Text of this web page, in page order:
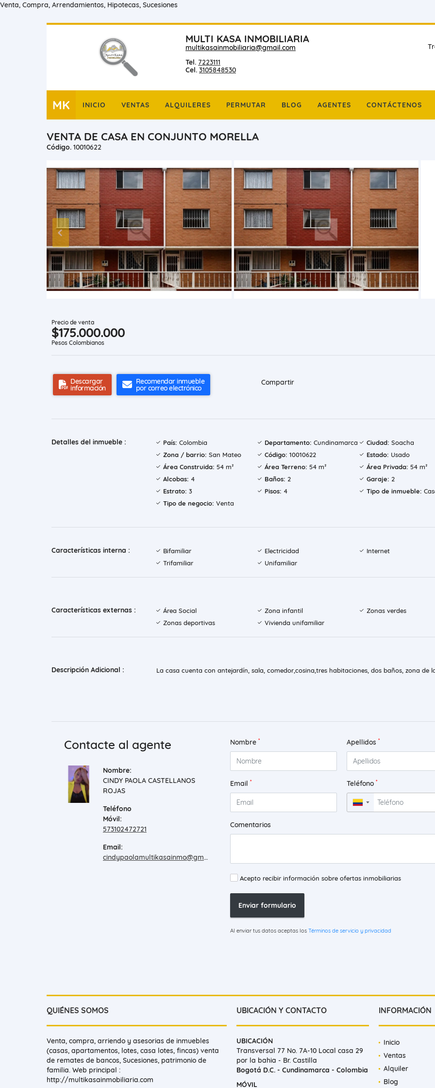
Venta, Compra, Arrendamientos, Hipotecas, Sucesiones
MULTI KASA INMOBILIARIA
multikasainmobiliaria@gmail.com
Tel. 7223111
Cel. 3105848530
MK INICIO VENTAS ALQUILERES PERMUTAR BLOG AGENTES CONTÁCTENOS
VENTA DE CASA EN CONJUNTO MORELLA
Código. 10010622
Precio de venta
$175.000.000
Pesos Colombianos
Descargar
información
Recomendar inmueble
por correo electrónico
Compartir
Detalles del inmueble : País: Colombia Departamento: Cundinamarca Ciudad: Soacha
Zona / barrio: San Mateo Código: 10010622 Estado: Usado
Área Construida: 54 m² Área Terreno: 54 m² Área Privada: 54 m²
Alcobas: 4 Baños: 2 Garaje: 2
Estrato: 3 Pisos: 4 Tipo de inmueble:
Tipo de negocio: Venta
Características interna : Bifamiliar Electricidad
Internet
Trifamiliar
Unifamiliar
Características externas : Área Social Zona infantil
Zonas verdes
Zonas deportivas
Vivienda unifamiliar
Descripción Adicional : La casa cuenta con antejardín, sala, comedor,cosina,tres habitaciones, dos baños, zona de
Contacte al agente
Nombre:
CINDY PAOLA CASTELLANOS
ROJAS
Teléfono
Móvil:
573102472721
Email:
cindypaolamultikasainmo@gmail.com
Nombre * Apellidos *
Email * Teléfono *
▼
Comentarios
Acepto recibir información sobre ofertas inmobiliarias
Enviar formulario
Al enviar tus datos aceptas los Términos de servicio y privacidad
QUIÉNES SOMOS
Venta, compra, arriendo y asesorias de inmuebles
(casas, apartamentos, lotes, casa lotes, fincas) venta
de remates de bancos, Sucesiones, patrimonio de
familia. Web principal :
http://multikasainmobiliaria.com
UBICACIÓN Y CONTACTO
UBICACIÓN
Transversal 77 No. 7A-10 Local casa 29
por la bahia - Br. Castilla
Bogotá D.C. - Cundinamarca - Colombia
MÓVIL
INFORMACIÓN
Inicio
Ventas
Alquiler
Blog